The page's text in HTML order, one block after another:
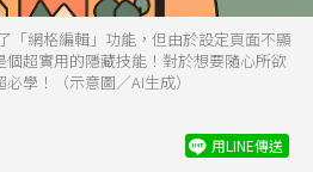
「網格編輯」功能，但由於設定頁面不顯
超實用的隱藏技能！對於想要隨心所欲
學！（示意圖／AI生成）
用LINE傳送